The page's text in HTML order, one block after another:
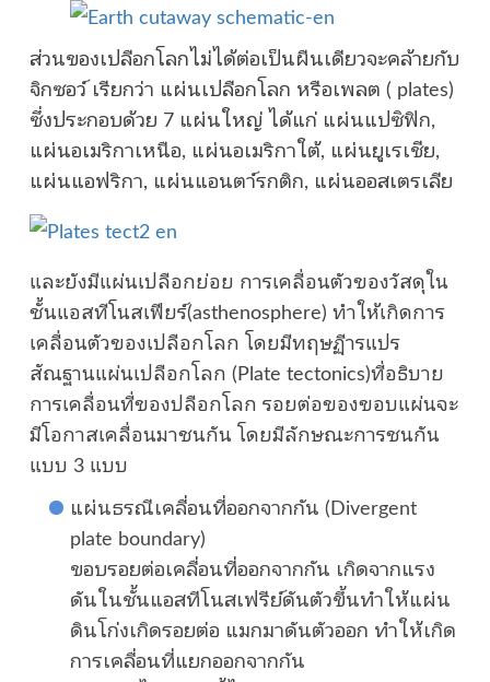
ส่วนของเปลือกโลกไม่ได้ต่อเป็นผืนเดียวจะคล้ายกับ
จิกซอว์ เรียกว่า แผ่นเปลือกโลก หรือเพลต ( plates)
ซึ่งประกอบด้วย 7 แผ่นใหญ่ ได้แก่ แผ่นแปซิฟิก,
แผ่นอเมริกาเหนือ, แผ่นอเมริกาใต้, แผ่นยูเรเชีย,
แผ่นแอฟริกา, แผ่นแอนตา์รกติก, แผ่นออสเตรเลีย
และยังมีแผ่นเปลือกย่อย การเคลื่อนตัวของวัสดุใน
ชั้นแอสทีโนสเฟียร์(asthenosphere) ทำให้เกิดการ
เคลื่อนตัวของเปลือกโลก โดยมีทฤษฏีารแปร
สัณฐานแผ่นเปลือกโลก (Plate tectonics)ที่อธิบาย
การเคลื่อนที่ของปลือกโลก รอยต่อของขอบแผ่นจะ
มีโอกาสเคลื่อนมาชนกัน โดยมีลักษณะการชนกัน
แบบ 3 แบบ
แผ่นธรณีเคลื่อนที่ออกจากกัน (Divergent
plate boundary)
ขอบรอยต่อเคลื่อนที่ออกจากกัน เกิดจากแรง
ดันในชั้นแอสทีโนสเฟรีย์ดันตัวขึ้นทำให้แผ่น
ดินโก่งเกิดรอยต่อ แมกมาดันตัวออก ทำให้เกิด
การเคลื่อนที่แยกออกจากกัน